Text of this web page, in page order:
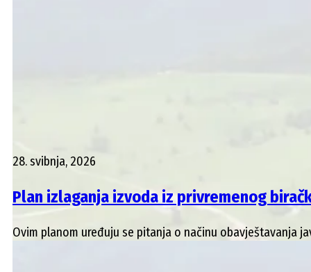
28. svibnja, 2026
Plan izlaganja izvoda iz privremenog
Ovim planom uređuju se pitanja o načinu obavještavanja